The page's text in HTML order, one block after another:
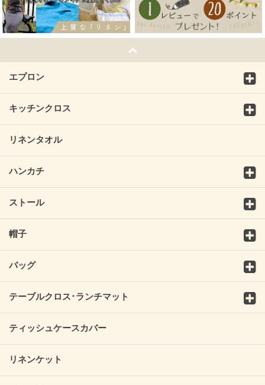
エプロン
キッチンクロス
リネンタオル
ハンカチ
ストール
帽子
バッグ
テーブルクロス･ランチマット
ティッシュケースカバー
リネンケット